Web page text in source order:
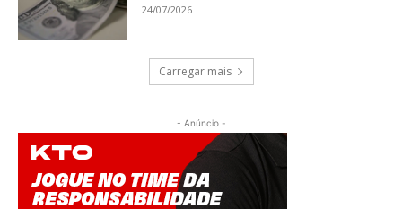
24/07/2026
Carregar mais
- Anúncio -